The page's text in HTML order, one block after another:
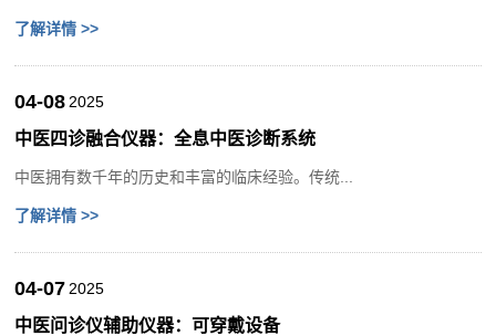
了解详情 >>
04-08 2025
中医四诊融合仪器：全息中医诊断系统
中医拥有数千年的历史和丰富的临床经验。传统...
了解详情 >>
04-07 2025
中医问诊仪辅助仪器：可穿戴设备